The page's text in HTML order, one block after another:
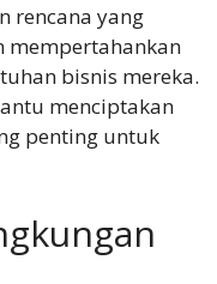
rencana yang
mempertahankan
bisnis mereka.
menciptakan
penting untuk